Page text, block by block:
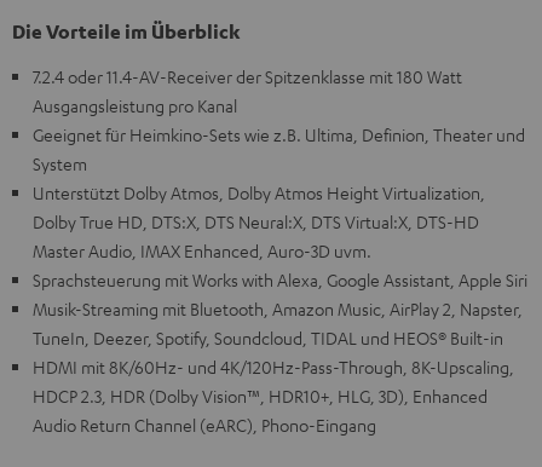
Die Vorteile im Überblick
7.2.4 oder 11.4-AV-Receiver der Spitzenklasse mit 180 Watt
Ausgangsleistung pro Kanal
Geeignet für Heimkino-Sets wie z.B. Ultima, Definion, Theater und
System
Unterstützt Dolby Atmos, Dolby Atmos Height Virtualization,
Dolby True HD, DTS:X, DTS Neural:X, DTS Virtual:X, DTS-HD
Master Audio, IMAX Enhanced, Auro-3D uvm.
Sprachsteuerung mit Works with Alexa, Google Assistant, Apple Siri
Musik-Streaming mit Bluetooth, Amazon Music, AirPlay 2, Napster,
TuneIn, Deezer, Spotify, Soundcloud, TIDAL und HEOS® Built-in
HDMI mit 8K/60Hz- und 4K/120Hz-Pass-Through, 8K-Upscaling,
HDCP 2.3, HDR (Dolby Vision™, HDR10+, HLG, 3D), Enhanced
Audio Return Channel (eARC), Phono-Eingang